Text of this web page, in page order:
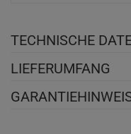
TECHNISCHE
LIEFERUMFANG